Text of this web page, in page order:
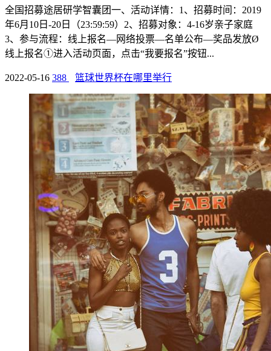
全国招募途居研学智囊团一、活动详情：1、招募时间：2019
年6月10日-20日（23:59:59）2、招募对象：4-16岁亲子家庭
3、参与流程：线上报名—网络投票—名单公布—奖品发放Ø
线上报名①进入活动页面，点击“我要报名”按钮...
2022-05-16 388 篮球世界杯在哪里举行